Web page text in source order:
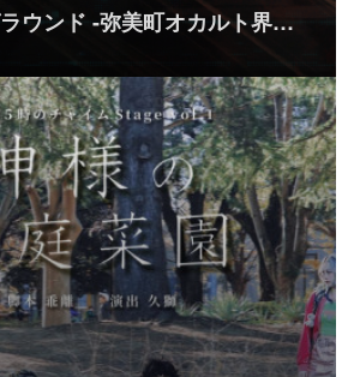
ラウンド -弥美町オカルト界…